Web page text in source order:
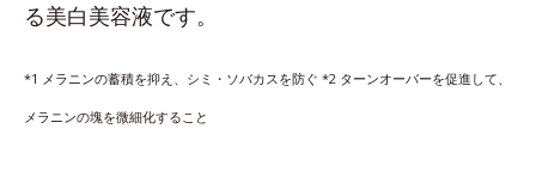
る美白美容液です。
*1 メラニンの蓄積を抑え、シミ・ソバカスを防ぐ *2 ターンオーバーを促進して、
メラニンの塊を微細化すること